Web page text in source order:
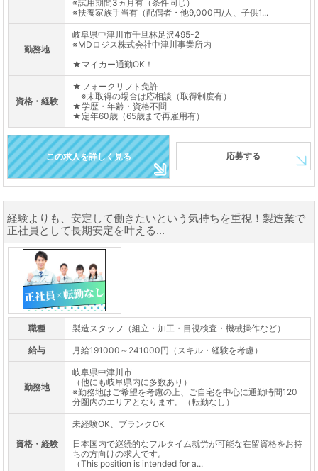
※試用期間3ヵ月有（条件同じ）
※扶養家族手当有（配偶者・他9,000円/人、子供1...
勤務地
岐阜県中津川市千旦林足沢495-2
※MDロジス株式会社中津川事業所内
★マイカー通勤OK！
資格・経験
★フォークリフト免許
※未取得の場合は応相談（取得制度有）
★学歴・年齢・資格不問
★定年60歳（65歳まで再雇用有）
この求人を詳しく見る 応募する
経験よりも、安定して働きたいという気持ちを重視！製造業で
正社員として長期安定を叶える...
職種 製造スタッフ（組立・加工・目視検査・機械操作など）
給与 月給191000～241000円（スキル・経験を考慮）
勤務地
岐阜県中津川市
（他にも岐阜県内に多数あり）
※勤務地はご希望を考慮の上、ご自宅を中心に通勤時間120
分圏内のエリアとなります。（転勤なし）
資格・経験
未経験OK、ブランクOK
日本国内で継続的なフルタイム就労が可能な在留資格をお持
ちの方向けの求人です。
（This position is intended for a...